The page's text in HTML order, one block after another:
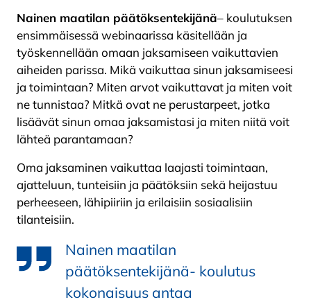
Nainen maatilan päätöksentekijänä– koulutuksen
ensimmäisessä webinaarissa käsitellään ja
työskennellään omaan jaksamiseen vaikuttavien
aiheiden parissa. Mikä vaikuttaa sinun jaksamiseesi
ja toimintaan? Miten arvot vaikuttavat ja miten voit
ne tunnistaa? Mitkä ovat ne perustarpeet, jotka
lisäävät sinun omaa jaksamistasi ja miten niitä voit
lähteä parantamaan?
Oma jaksaminen vaikuttaa laajasti toimintaan,
ajatteluun, tunteisiin ja päätöksiin sekä heijastuu
perheeseen, lähipiiriin ja erilaisiin sosiaalisiin
tilanteisiin.
Nainen maatilan
päätöksentekijänä- koulutus
kokonaisuus antaa